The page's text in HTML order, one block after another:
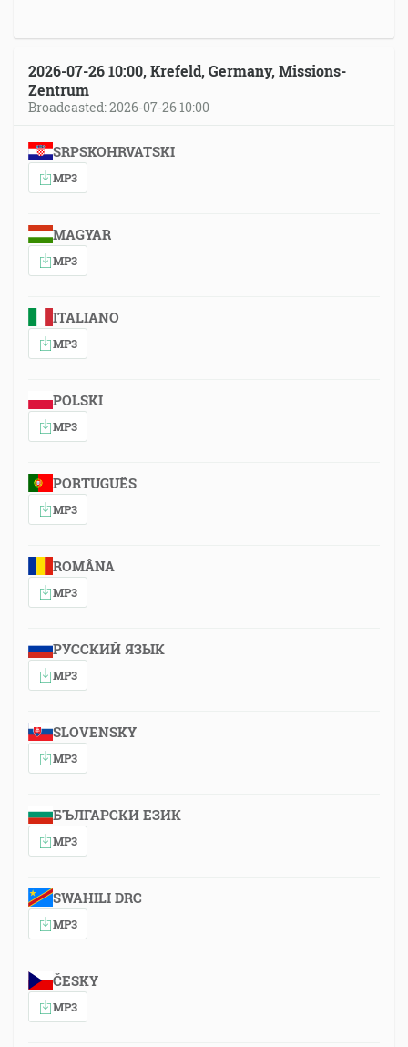
2026-07-26 10:00, Krefeld, Germany, Missions-
Zentrum
Broadcasted: 2026-07-26 10:00
SRPSKOHRVATSKI
MP3
MAGYAR
MP3
ITALIANO
MP3
POLSKI
MP3
PORTUGUÊS
MP3
ROMÂNA
MP3
РУССКИЙ ЯЗЫК
MP3
SLOVENSKY
MP3
БЪЛГАРСКИ ЕЗИК
MP3
SWAHILI DRC
MP3
ČESKY
MP3